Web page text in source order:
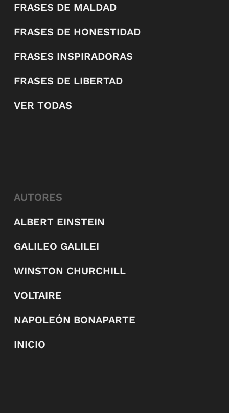
FRASES DE MALDAD
FRASES DE HONESTIDAD
FRASES INSPIRADORAS
FRASES DE LIBERTAD
VER TODAS
AUTORES
ALBERT EINSTEIN
GALILEO GALILEI
WINSTON CHURCHILL
VOLTAIRE
NAPOLEÓN BONAPARTE
INICIO